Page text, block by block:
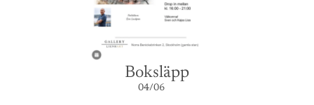
Boksläpp
04/06